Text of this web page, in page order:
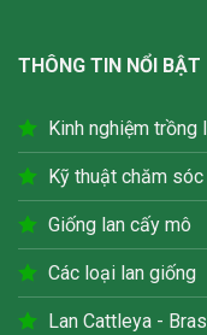
THÔNG TIN NỔI BẬT
Kinh nghiệm trồng
Kỹ thuật chăm sóc
Giống lan cấy mô
Các loại lan giống
Lan Cattleya -